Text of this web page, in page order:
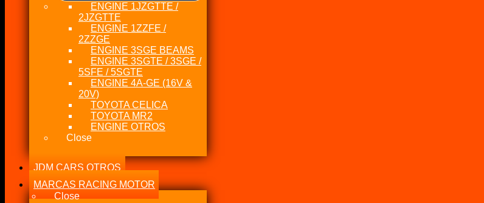
ENGINE 1JZGTTE /
2JZGTTE
ENGINE 1ZZFE /
2ZZGE
ENGINE 3SGE BEAMS
ENGINE 3SGTE / 3SGE /
5SFE / 5SGTE
ENGINE 4A-GE (16V &
20V)
TOYOTA CELICA
TOYOTA MR2
ENGINE OTROS
Close
JDM CARS OTROS
MARCAS RACING MOTOR
Close